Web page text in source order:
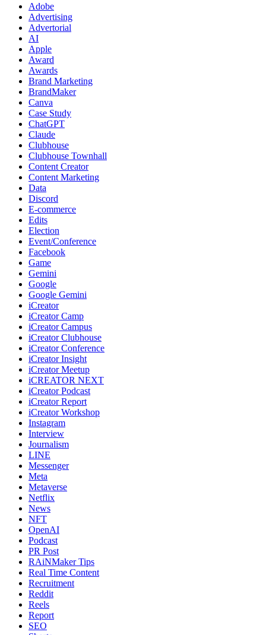
Adobe
Advertising
Advertorial
AI
Apple
Award
Awards
Brand Marketing
BrandMaker
Canva
Case Study
ChatGPT
Claude
Clubhouse
Clubhouse Townhall
Content Creator
Content Marketing
Data
Discord
E-commerce
Edits
Election
Event/Conference
Facebook
Game
Gemini
Google
Google Gemini
iCreator
iCreator Camp
iCreator Campus
iCreator Clubhouse
iCreator Conference
iCreator Insight
iCreator Meetup
iCREATOR NEXT
iCreator Podcast
iCreator Report
iCreator Workshop
Instagram
Interview
Journalism
LINE
Messenger
Meta
Metaverse
Netflix
News
NFT
OpenAI
Podcast
PR Post
RAiNMaker Tips
Real Time Content
Recruitment
Reddit
Reels
Report
SEO